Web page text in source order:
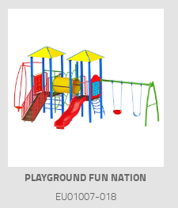
PLAYGROUND FUN NATION
EU01007-018